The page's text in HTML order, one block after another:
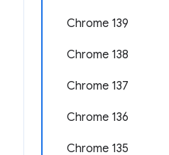
Chrome 139
Chrome 138
Chrome 137
Chrome 136
Chrome 135